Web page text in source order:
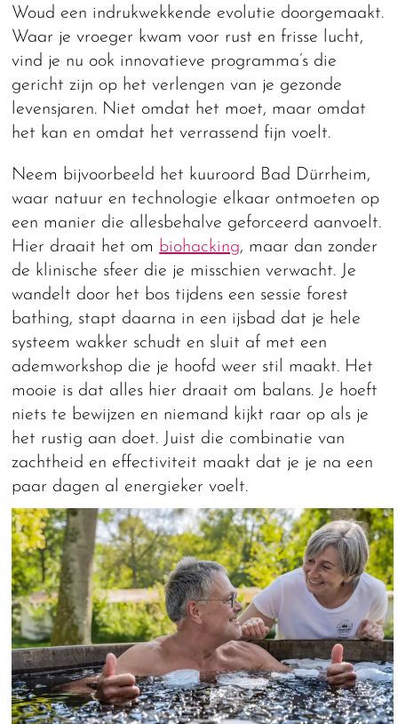
Woud een indrukwekkende evolutie doorgemaakt.
Waar je vroeger kwam voor rust en frisse lucht,
vind je nu ook innovatieve programma’s die
gericht zijn op het verlengen van je gezonde
levensjaren. Niet omdat het moet, maar omdat
het kan en omdat het verrassend fijn voelt.
Neem bijvoorbeeld het kuuroord Bad Dürrheim,
waar natuur en technologie elkaar ontmoeten op
een manier die allesbehalve geforceerd aanvoelt.
Hier draait het om biohacking, maar dan zonder
de klinische sfeer die je misschien verwacht. Je
wandelt door het bos tijdens een sessie forest
bathing, stapt daarna in een ijsbad dat je hele
systeem wakker schudt en sluit af met een
ademworkshop die je hoofd weer stil maakt. Het
mooie is dat alles hier draait om balans. Je hoeft
niets te bewijzen en niemand kijkt raar op als je
het rustig aan doet. Juist die combinatie van
zachtheid en effectiviteit maakt dat je je na een
paar dagen al energieker voelt.